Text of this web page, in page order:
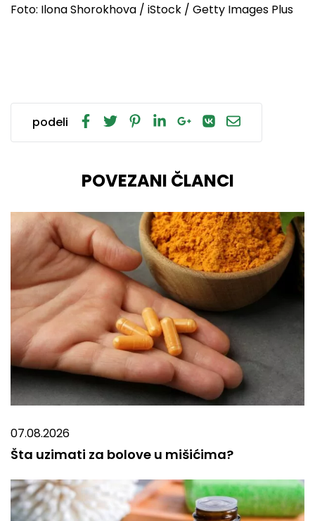
Foto: Ilona Shorokhova / iStock / Getty Images Plus
podeli
POVEZANI ČLANCI
07.08.2026
Šta uzimati za bolove u mišićima?